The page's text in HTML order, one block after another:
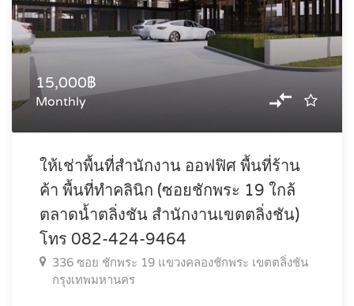
15,000฿
Monthly
ให้เช่าพื้นที่สำนักงาน ออฟฟิศ พื้นที่ร้าน
ค้า พื้นที่ทำคลินิก (ซอยชักพระ 19 ใกล้
ตลาดน้ำตลิ่งชัน สำนักงานเขตตลิ่งชัน)
โทร 082-424-9464
336 ซอย ชักพระ 19 แขวงคลองชักพระ เขตตลิ่งชัน
กรุงเทพมหานคร